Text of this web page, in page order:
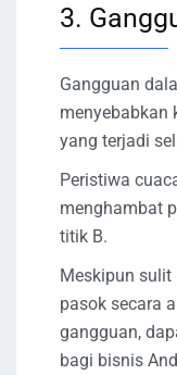
3.
Gangguan
menyebabkan
yang terjadi
Peristiwa
menghambat
titik B.
Meskipun sulit
pasok secara
gangguan,
bagi bisnis